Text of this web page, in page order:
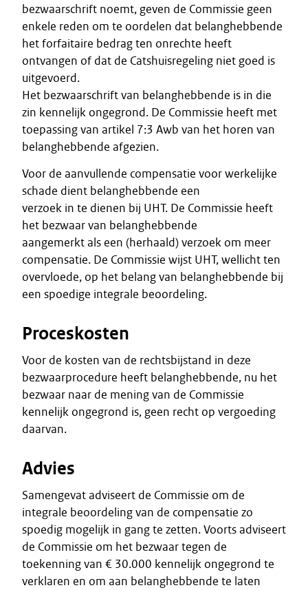
bezwaarschrift noemt, geven de Commissie geen
enkele reden om te oordelen dat belanghebbende
het forfaitaire bedrag ten onrechte heeft
ontvangen of dat de Catshuisregeling niet goed is
uitgevoerd.
Het bezwaarschrift van belanghebbende is in die
zin kennelijk ongegrond. De Commissie heeft met
toepassing van artikel 7:3 Awb van het horen van
belanghebbende afgezien.
Voor de aanvullende compensatie voor werkelijke
schade dient belanghebbende een
verzoek in te dienen bij UHT. De Commissie heeft
het bezwaar van belanghebbende
aangemerkt als een (herhaald) verzoek om meer
compensatie. De Commissie wijst UHT, wellicht ten
overvloede, op het belang van belanghebbende bij
een spoedige integrale beoordeling.
Proceskosten
Voor de kosten van de rechtsbijstand in deze
bezwaarprocedure heeft belanghebbende, nu het
bezwaar naar de mening van de Commissie
kennelijk ongegrond is, geen recht op vergoeding
daarvan.
Advies
Samengevat adviseert de Commissie om de
integrale beoordeling van de compensatie zo
spoedig mogelijk in gang te zetten. Voorts adviseert
de Commissie om het bezwaar tegen de
toekenning van € 30.000 kennelijk ongegrond te
verklaren en om aan belanghebbende te laten